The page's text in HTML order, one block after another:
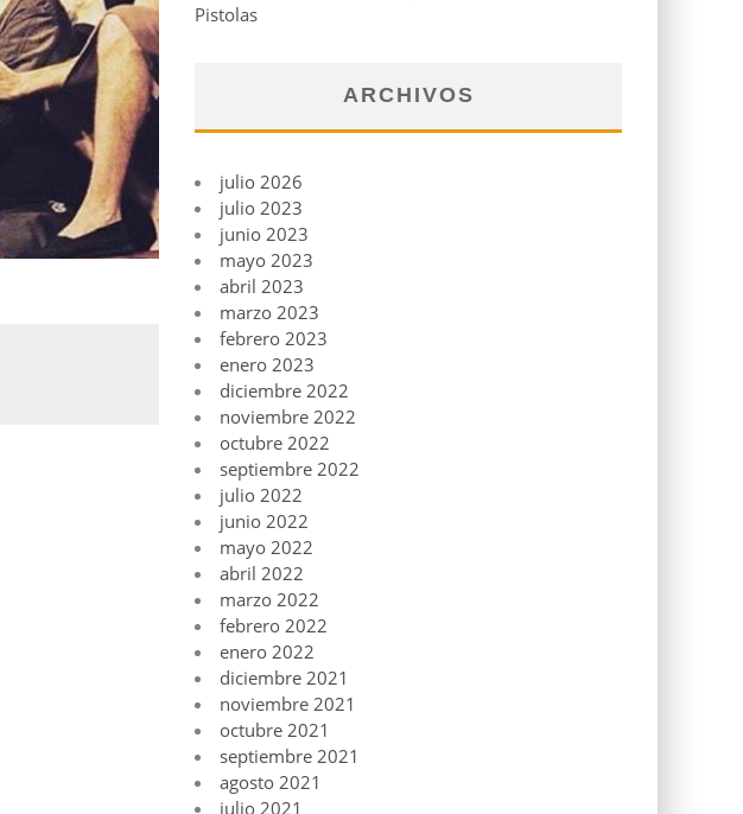
Pistolas
ARCHIVOS
julio 2026
julio 2023
junio 2023
mayo 2023
abril 2023
marzo 2023
febrero 2023
enero 2023
diciembre 2022
noviembre 2022
octubre 2022
septiembre 2022
julio 2022
junio 2022
mayo 2022
abril 2022
marzo 2022
febrero 2022
enero 2022
diciembre 2021
noviembre 2021
octubre 2021
septiembre 2021
agosto 2021
julio 2021